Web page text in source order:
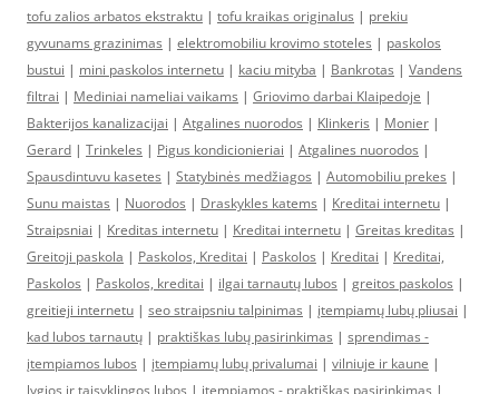
tofu zalios arbatos ekstraktu | tofu kraikas originalus | prekiu
gyvunams grazinimas | elektromobiliu krovimo stoteles | paskolos
bustui | mini paskolos internetu | kaciu mityba | Bankrotas | Vandens
filtrai | Mediniai nameliai vaikams | Griovimo darbai Klaipedoje |
Bakterijos kanalizacijai | Atgalines nuorodos | Klinkeris | Monier |
Gerard | Trinkeles | Pigus kondicionieriai | Atgalines nuorodos |
Spausdintuvu kasetes | Statybinės medžiagos | Automobiliu prekes |
Sunu maistas | Nuorodos | Draskykles katems | Kreditai internetu |
Straipsniai | Kreditas internetu | Kreditai internetu | Greitas kreditas |
Greitoji paskola | Paskolos, Kreditai | Paskolos | Kreditai | Kreditai,
Paskolos | Paskolos, kreditai | ilgai tarnautų lubos | greitos paskolos |
greitieji internetu | seo straipsniu talpinimas | įtempiamų lubų pliusai |
kad lubos tarnautų | praktiškas lubų pasirinkimas | sprendimas -
įtempiamos lubos | įtempiamų lubų privalumai | vilniuje ir kaune |
lygios ir taisyklingos lubos | įtempiamos - praktiškas pasirinkimas |